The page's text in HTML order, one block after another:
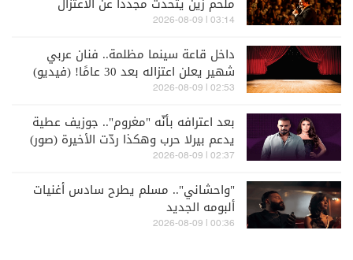
(فيديو)
03:14 | 2026-08-09
داخل قاعة سينما مظلمة.. فنان عربي
شهير يعلن اعتزاله بعد 30 عامًا! (فيديو)
02:53 | 2026-08-09
بعد اعترافه بأنّه "مغروم".. جوزيف عطية
يدعم بيرلا حرب وهكذا ردّت الأخيرة (صور)
02:37 | 2026-08-09
"واحشاني".. مسلم يطرح سادس أغنيات
ألبومه الجديد
00:36 | 2026-08-09